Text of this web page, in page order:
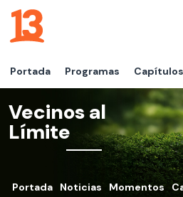
Portada Programas Capítulos
Vecinos al
Límite
Portada Noticias Momentos